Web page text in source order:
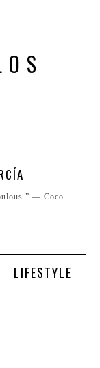
― Coco
LIFESTYLE